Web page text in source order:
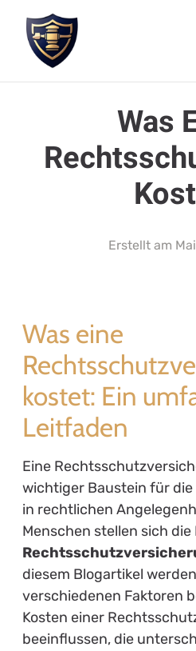
Was
Erstellt am
Was eine
kostet: Ein
Leitfaden
Eine
wichtiger Baustein für
in rechtlichen
Menschen stellen sich die
diesem Blogartikel
verschiedenen Faktoren
Kosten einer
beeinflussen, die